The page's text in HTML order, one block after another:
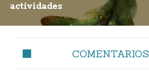
actividades
COMENTARIOS